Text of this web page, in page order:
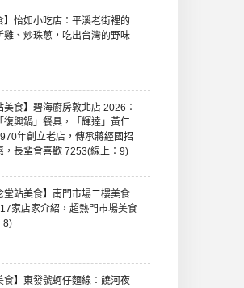
】怡如小吃店：平溪老街裡的
雞、炒珠蔥，吃出台灣的野味
美食】碧海廚房敦北店 2026：
復興鍋」餐具，「輝達」黃仁
年創立老店，傳承蔣經國招
，長輩會喜歡 7253(線上：9)
堂站美食】南門市場二樓美食
家店家介紹，超熱門市場美食
8)
食】東發號蚵仔麵線：饒河夜